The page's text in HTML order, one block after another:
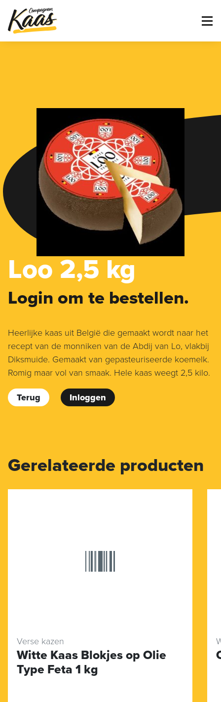
Loo 2,5 kg
Login om te bestellen.
Heerlijke kaas uit België die gemaakt wordt naar het
recept van de monniken van de Abdij van Lo, vlakbij
Diksmuide. Gemaakt van gepasteuriseerde koemelk.
Romig maar vol van smaak. Hele kaas weegt 2,5 kilo.
Terug Inloggen
Gerelateerde producten
Verse kazen
Witte Kaas Blokjes op Olie
Type Feta 1 kg